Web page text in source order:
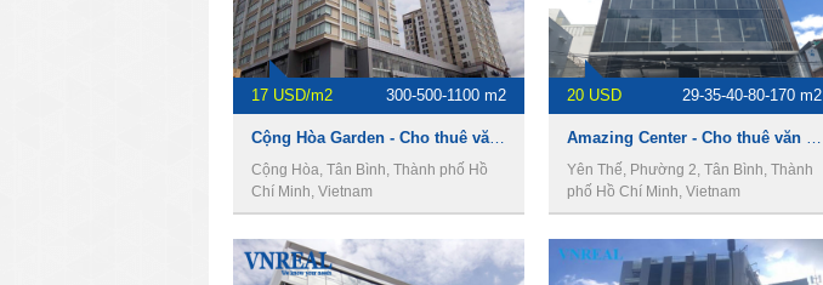
17 USD/m2 300-500-1100 m2
Cộng Hòa, Tân Bình, Thành phố Hồ
Chí Minh, Vietnam
20 USD 29-35-40-80-170 m2
Yên Thế, Phường 2, Tân Bình, Thành
phố Hồ Chí Minh, Vietnam